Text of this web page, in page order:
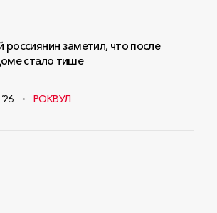
заметил, что после
стало тише
РОКВУЛ